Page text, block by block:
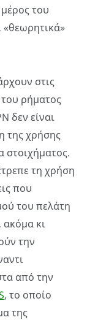
του
«θεωρητικά»
στις
ρήματος
δεν είναι
της χρήσης
στοιχήματος.
τη χρήση
που
του πελάτη
κι
την
από την
, το οποίο
της